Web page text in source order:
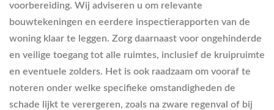
voorbereiding. Wij adviseren u om relevante
bouwtekeningen en eerdere inspectierapporten van de
woning klaar te leggen. Zorg daarnaast voor ongehinderde
en veilige toegang tot alle ruimtes, inclusief de kruipruimte
en eventuele zolders. Het is ook raadzaam om vooraf te
noteren onder welke specifieke omstandigheden de
schade lijkt te verergeren, zoals na zware regenval of bij